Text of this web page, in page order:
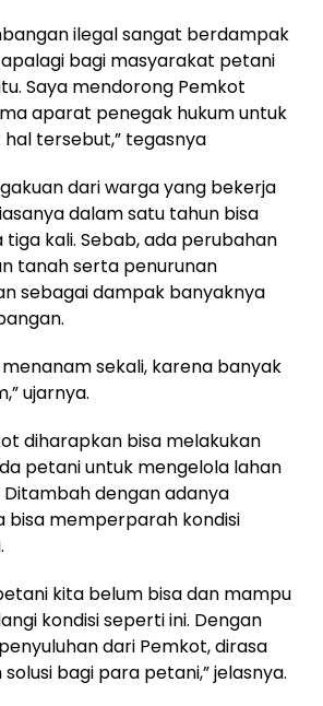
ilegal sangat berdampak
bagi masyarakat petani
Saya mendorong Pemkot
aparat penegak hukum untuk
tersebut,” tegasnya
dari warga yang bekerja
dalam satu tahun bisa
kali. Sebab, ada perubahan
tanah serta penurunan
sebagai dampak banyaknya
sekali, karena banyak
ujarnya.
diharapkan bisa melakukan
petani untuk mengelola lahan
dengan adanya
bisa memperparah kondisi
kita belum bisa dan mampu
kondisi seperti ini. Dengan
dari Pemkot, dirasa
bagi para petani,” jelasnya.